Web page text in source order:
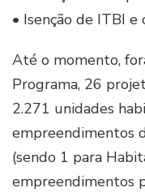
• Isenção de ITBI
Até o momento,
Programa, 26
2.271 unidades
empreendimentos
(sendo 1 para
empreendimentos